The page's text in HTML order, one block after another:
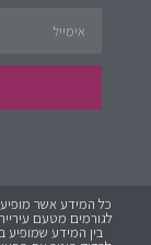
לגורמים מטעם